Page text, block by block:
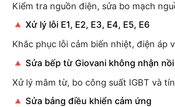
Kiểm tra nguồn điện, sửa bo mạch
🔺 Xử lý lỗi E1, E2, E3, E4, E5, E6
Khắc phục lỗi cảm biến nhiệt, điện áp
🔺 Sửa bếp từ Giovani không nhận nồi
Xử lý mâm từ, bo công suất IGBT và
🔺 Sửa bảng điều khiển cảm ứng